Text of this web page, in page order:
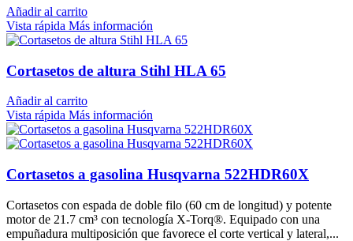
Añadir al carrito
Vista rápida Más información
Cortasetos de altura Stihl HLA 65
Añadir al carrito
Vista rápida Más información
Cortasetos a gasolina Husqvarna 522HDR60X
Cortasetos con espada de doble filo (60 cm de longitud) y potente
motor de 21.7 cm³ con tecnología X-Torq®. Equipado con una
empuñadura multiposición que favorece el corte vertical y lateral,...